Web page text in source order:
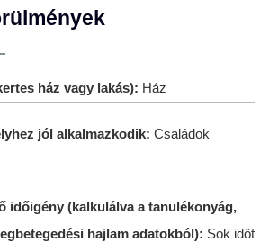
ház vagy lakás): Ház
jól alkalmazkodik: Családok
időigény (kalkulálva a tanulékonyág,
hajlam adatokból): Sok időt